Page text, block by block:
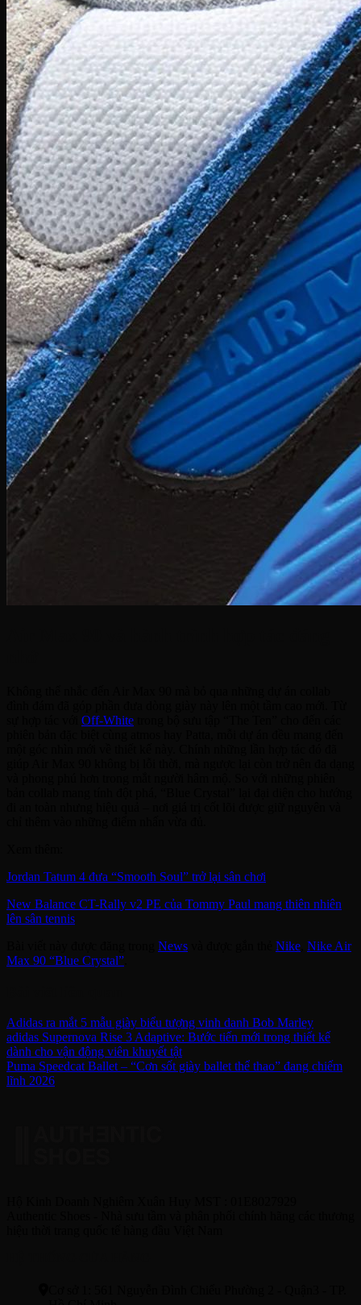
Off-White
Jordan Tatum 4 đưa “Smooth Soul” trở lại sân chơi
New Balance CT-Rally v2 PE của Tommy Paul mang thiên nhiên
lên sân tennis
News Nike Nike Air
Max 90 “Blue Crystal”
Adidas ra mắt 5 mẫu giày biểu tượng vinh danh Bob Marley
adidas Supernova Rise 3 Adaptive: Bước tiến mới trong thiết kế
dành cho vận động viên khuyết tật
Puma Speedcat Ballet – “Cơn sốt giày ballet thể thao” đang chiếm
lĩnh 2026